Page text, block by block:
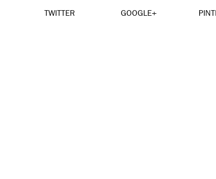
TWITTER GOOGLE+